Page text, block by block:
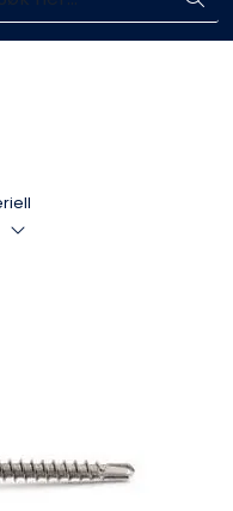
(Sandefjord)